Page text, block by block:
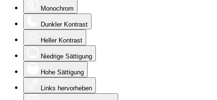
Monochrom
Dunkler Kontrast
Heller Kontrast
Niedrige Sättigung
Hohe Sättigung
Links hervorheben